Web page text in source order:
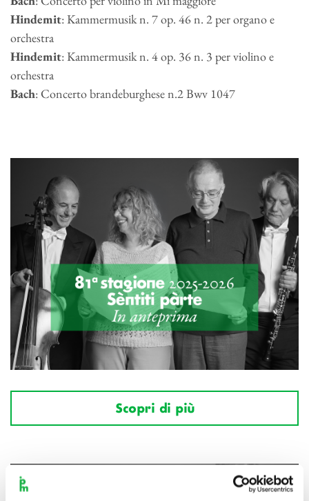
Hindemit: Kammermusik n. 7 op. 46 n. 2 per organo e
orchestra
Hindemit: Kammermusik n. 4 op. 36 n. 3 per violino e
orchestra
Bach: Concerto brandeburghese n.2 Bwv 1047
Scopri di più